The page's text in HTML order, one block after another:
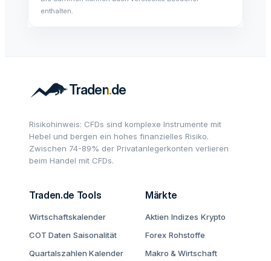
enthalten.
Risikohinweis: CFDs sind komplexe Instrumente mit
Hebel und bergen ein hohes finanzielles Risiko.
Zwischen 74-89% der Privatanlegerkonten verlieren
beim Handel mit CFDs.
Traden.de Tools
Wirtschaftskalender
COT Daten Saisonalität
Quartalszahlen Kalender
Märkte
Aktien Indizes Krypto
Forex Rohstoffe
Makro & Wirtschaft